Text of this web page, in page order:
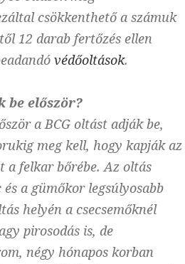
csökkenthető a számuk
12 darab fertőzés ellen
védőoltások.
be először?
a BCG oltást adják be,
meg kell, hogy kapják az
a felkar bőrébe. Az oltás
a gümőkor legsúlyosabb
helyén a csecsemőknél
pirosodás is, de
négy hónapos korban